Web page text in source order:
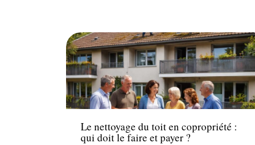
Travaux
Le nettoyage du toit en copropriété :
qui doit le faire et payer ?